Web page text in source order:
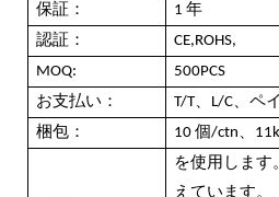
保証：
1 年
認証：
CE,ROHS,
MOQ:
500PCS
お支払い：
T/T、L/C、ペ
梱包：
10 個/ctn、
を使用します
えています。